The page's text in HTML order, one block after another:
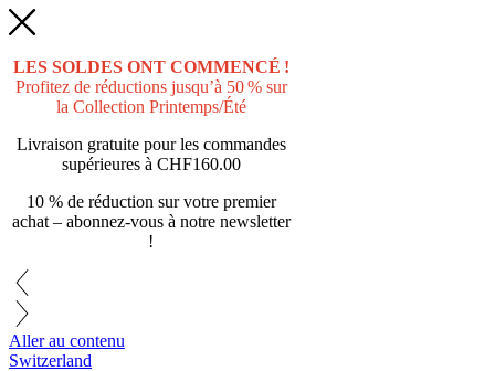
LES SOLDES ONT COMMENCÉ !
Profitez de réductions jusqu’à 50 % sur
la Collection Printemps/Été
Livraison gratuite pour les commandes
supérieures à CHF160.00
10 % de réduction sur votre premier
achat – abonnez-vous à notre newsletter
!
Aller au contenu
Switzerland